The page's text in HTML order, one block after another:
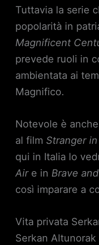
Tuttavia la serie
popolarità in
Magnificent
prevede ruoli in
ambientata ai
Magnifico.
Notevole è
al film Stranger
qui in Italia lo
Aire in Brave
così imparare a
Vita privata
Serkan